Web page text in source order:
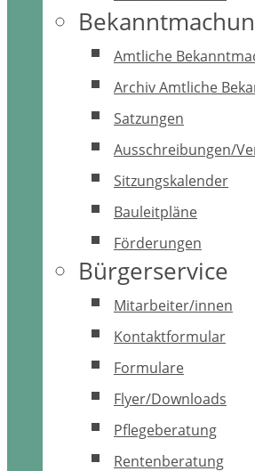
Amtliche
Archiv Amtliche
Satzungen
Ausschreibungen/
Sitzungskalender
Bauleitpläne
Förderungen
Bürgerservice
Mitarbeiter/innen
Kontaktformular
Formulare
Flyer/Downloads
Pflegeberatung
Rentenberatung